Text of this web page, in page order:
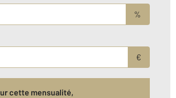
%
€
cette mensualité,